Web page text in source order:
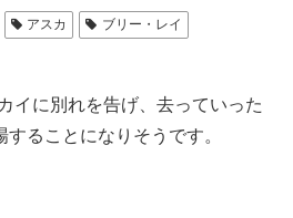
アスカ
ブリー・レイ
イに別れを告げ、去っていった
ることになりそうです。